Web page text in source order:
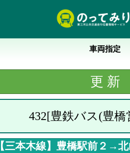
車両指定
432[豊鉄バス(豊橋
【三本木線】豊橋駅前２→